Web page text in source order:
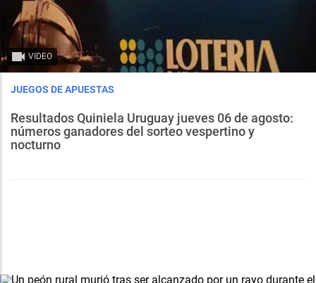
VIDEO
JUEGOS DE APUESTAS
Resultados Quiniela Uruguay jueves 06 de agosto:
números ganadores del sorteo vespertino y
nocturno